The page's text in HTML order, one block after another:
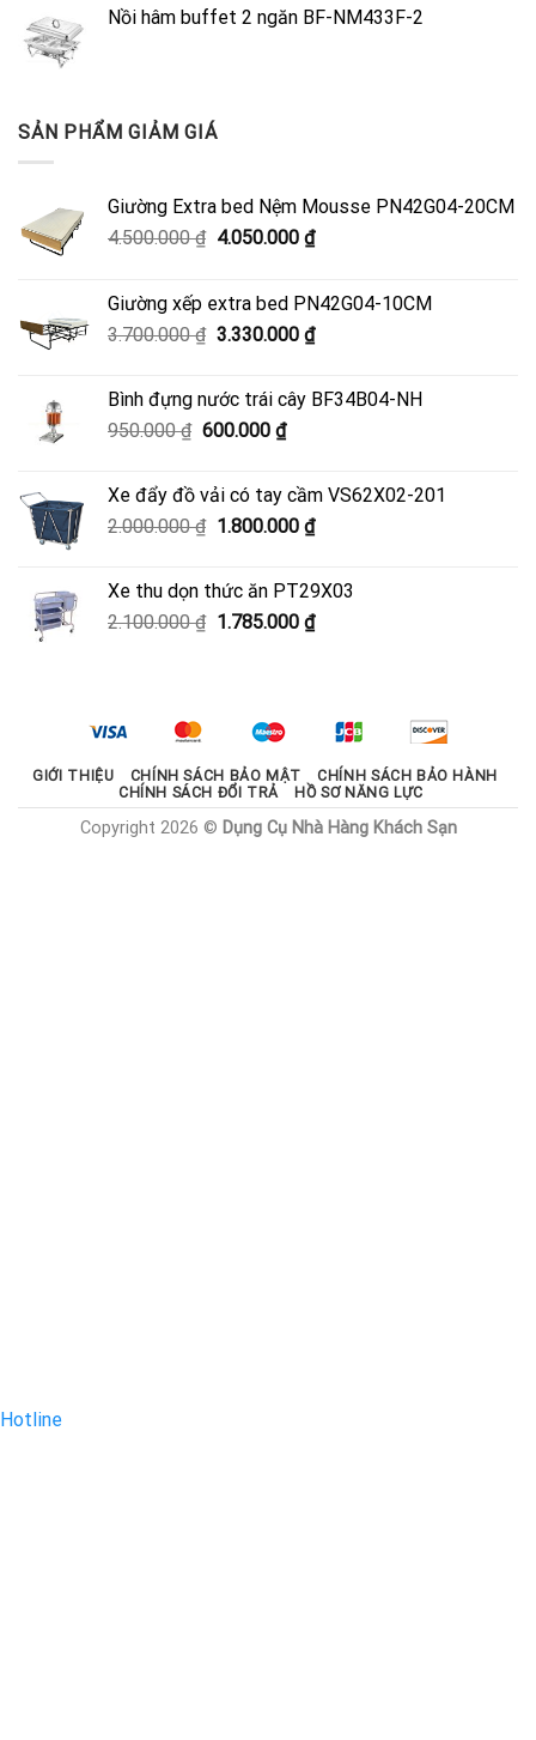
Nồi hâm buffet 2 ngăn BF-NM433F-2
SẢN PHẨM GIẢM GIÁ
Giường Extra bed Nệm Mousse PN42G04-20CM
4.500.000₫ Giá
4.500.000 ₫.
4.050.000 ₫Giá
là:
4.050.000 ₫.
Giường xếp extra bed PN42G04-10CM
3.700.000₫ Giá
3.700.000 ₫.
3.330.000 ₫Giá
là:
Bình đựng nước trái cây BF34B04-NH
950.000₫ Giá
950.000 ₫.
600.000 ₫Giá
là:
600.000 ₫.
Xe đẩy đồ vải có tay cầm VS62X02-201
2.000.000₫ Giá
2.000.000 ₫.
1.800.000 ₫Giá
là:
1.800.000 ₫.
Xe thu dọn thức ăn PT29X03
2.100.000₫ Giá
1.785.000 ₫Giá
1.785.000 ₫.
GIỚI THIỆU CHÍNH SÁCH BẢO MẬT
CHÍNH SÁCH BẢO HÀNH
CHÍNH SÁCH ĐỔI TRẢ
HỒ SƠ NĂNG LỰC
Copyright 2026 © Dụng Cụ Nhà Hàng Khách Sạn
Hotline